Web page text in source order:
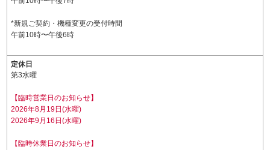
*新規ご契約・機種変更の受付時間
午前10時〜午後6時
定休日
第3水曜
【臨時営業日のお知らせ】
2026年8月19日(水曜)
2026年9月16日(水曜)
【臨時休業日のお知らせ】